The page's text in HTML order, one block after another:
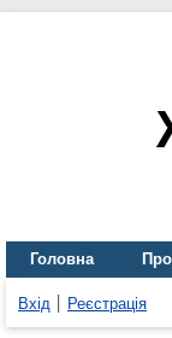
Головна
Вхід Реєстрація